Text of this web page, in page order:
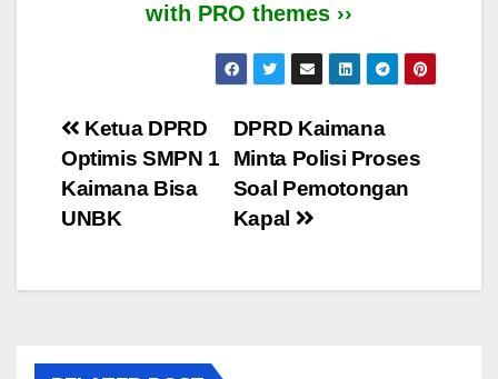
with PRO themes ››
Post
navigation
DPRD Kaimana
Minta Polisi Proses
Soal Pemotongan
Kapal
Ketua DPRD
Optimis SMPN 1
Kaimana Bisa
UNBK